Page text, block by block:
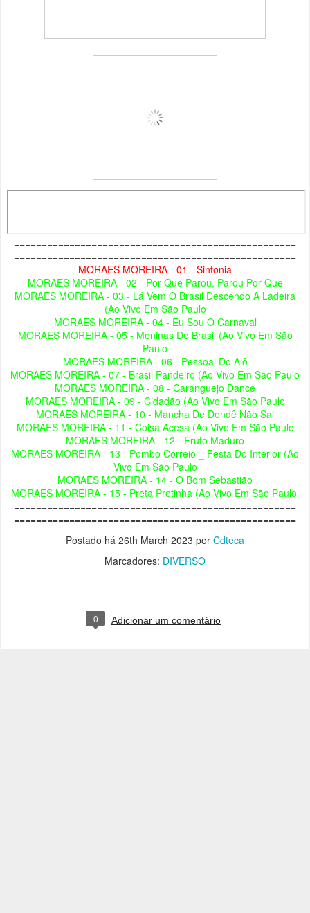
===================================================
===================================================
MORAES MOREIRA - 01 - Sintonia
MORAES MOREIRA - 02 - Por Que Parou, Parou Por Que
MORAES MOREIRA - 03 - Lá Vem O Brasil Descendo A Ladeira
(Ao Vivo Em São Paulo
MORAES MOREIRA - 04 - Eu Sou O Carnaval
MORAES MOREIRA - 05 - Meninas Do Brasil (Ao Vivo Em São
Paulo
MORAES MOREIRA - 06 - Pessoal Do Alô
MORAES MOREIRA - 07 - Brasil Pandeiro (Ao Vivo Em São Paulo
MORAES MOREIRA - 08 - Caranguejo Dance
MORAES MOREIRA - 09 - Cidadão (Ao Vivo Em São Paulo
MORAES MOREIRA - 10 - Mancha De Dendê Não Sai
MORAES MOREIRA - 11 - Coisa Acesa (Ao Vivo Em São Paulo
MORAES MOREIRA - 12 - Fruto Maduro
MORAES MOREIRA - 13 - Pombo Correio _ Festa Do Interior (Ao
Vivo Em São Paulo
MORAES MOREIRA - 14 - O Bom Sebastião
MORAES MOREIRA - 15 - Preta Pretinha (Ao Vivo Em São Paulo
===================================================
===================================================
Postado há 26th March 2023 por Cdteca
Marcadores: DIVERSO
0 Adicionar um comentário